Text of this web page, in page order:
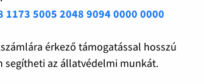
1173 5005 2048 9094 0000 0000
érkező támogatással hosszú
segítheti az állatvédelmi munkát.